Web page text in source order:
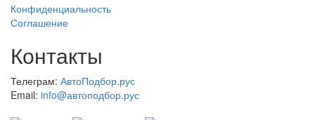
Конфиденциальность
Соглашение
Контакты
Телеграм: АвтоПодбор.рус
Email: info@автоподбор.рус